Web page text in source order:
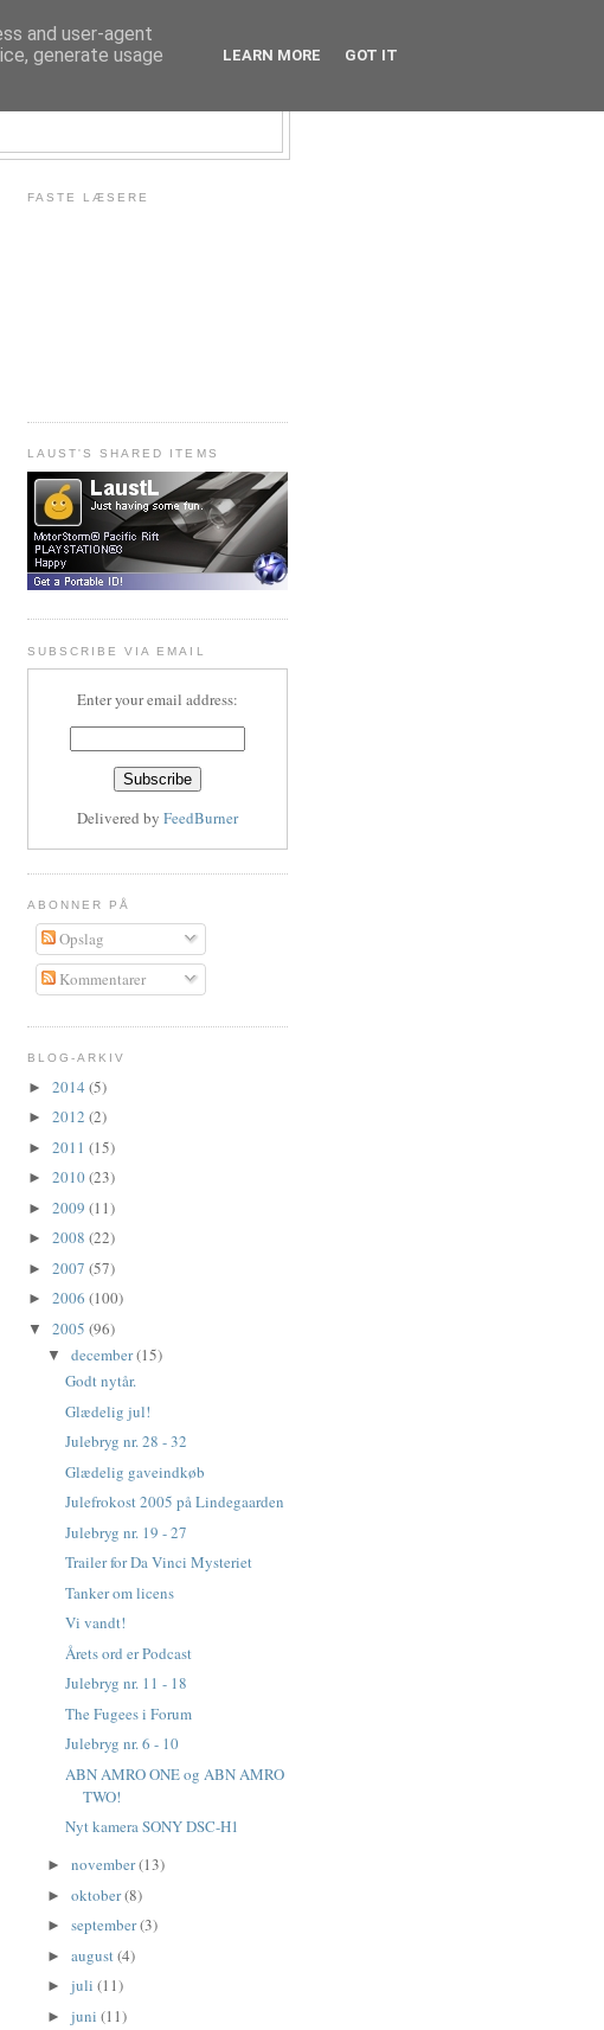
FASTE LÆSERE
LAUST'S SHARED ITEMS
SUBSCRIBE VIA EMAIL
Enter your email address:
Delivered by FeedBurner
ABONNER PÅ
Opslag
Kommentarer
BLOG-ARKIV
► 2014 (5)
► 2012 (2)
► 2011 (15)
► 2010(23)
► 2009 (11)
► 2008 (22)
► 2007 (57)
► 2006 (100)
▼ 2005 (96)
▼ december(15)
Godt nytår.
Glædelig jul!
Julebryg nr. 28 - 32
Glædelig gaveindkøb
Julefrokost 2005 på Lindegaarden
Julebryg nr. 19 - 27
Trailer for Da Vinci Mysteriet
Tanker om licens
Vi vandt!
Årets ord er Podcast
Julebryg nr. 11 - 18
The Fugees i Forum
Julebryg nr. 6 - 10
ABN AMRO ONE og ABN AMRO
TWO!
Nyt kamera SONY DSC-H1
► november(13)
► oktober(8)
► september(3)
► august(4)
► juli (11)
► juni (11)
and user-agent
generate usage
LEARN MORE GOT IT